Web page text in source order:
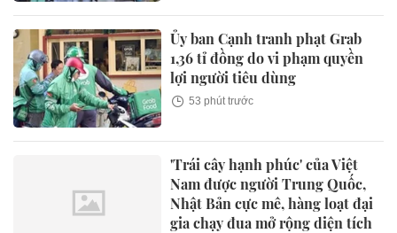
Ủy ban Cạnh tranh phạt Grab
1,36 tỉ đồng do vi phạm quyền
lợi người tiêu dùng
53 phút trước
'Trái cây hạnh phúc' của Việt
Nam được người Trung Quốc,
Nhật Bản cực mê, hàng loạt đại
gia chạy đua mở rộng diện tích